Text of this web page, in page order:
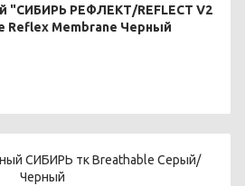
"СИБИРЬ РЕФЛЕКТ/REFLECT V2
Reflex Membrane Черный